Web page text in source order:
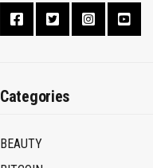
Categories
BEAUTY